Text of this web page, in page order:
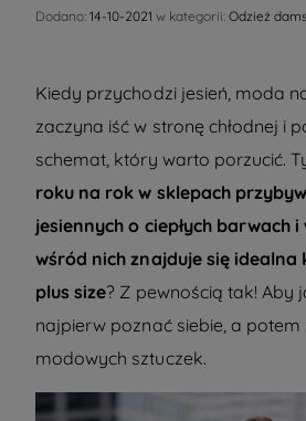
Dodano: 14-10-2021 w kategorii: Odzież
Kiedy przychodzi jesień, moda
zaczyna iść w stronę chłodnej i
schemat, który warto porzucić.
roku na rok w sklepach
jesiennych o ciepłych barwach i
wśród nich znajduje się
plus size? Z pewnością tak! Aby
najpierw poznać siebie, a
modowych sztuczek.